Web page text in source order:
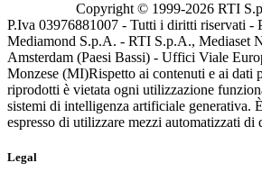
Copyright © 1999-2026 RTI
P.Iva 03976881007 - Tutti i diritti riservati -
Mediamond S.p.A. - RTI S.p.A., Mediaset
Amsterdam (Paesi Bassi) - Uffici Viale
Monzese (MI)Rispetto ai contenuti e ai dati
riprodotti è vietata ogni utilizzazione
sistemi di intelligenza artificiale generativa.
espresso di utilizzare mezzi automatizzati di
Legal